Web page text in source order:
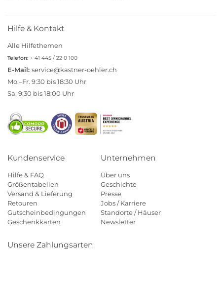
Hilfe & Kontakt
Alle Hilfethemen
Telefon: + 41 445 / 22 0 100
E-Mail: service@kastner-oehler.ch
Mo.–Fr. 9:30 bis 18:30 Uhr
Sa. 9:30 bis 18:00 Uhr
Kundenservice
Hilfe & FAQ
Größentabellen
Versand & Lieferung
Retouren
Gutscheinbedingungen
Geschenkkarten
Unternehmen
Über uns
Geschichte
Presse
Jobs / Karriere
Standorte / Häuser
Newsletter
Unsere Zahlungsarten